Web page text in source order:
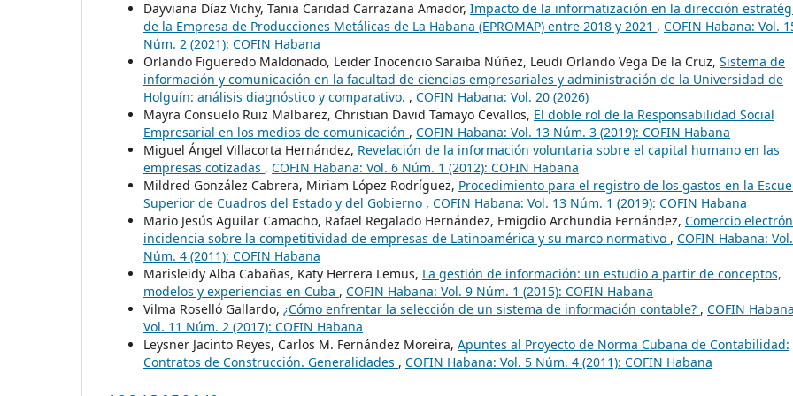
Dayviana Díaz Vichy, Tania Caridad Carrazana Amador, Impacto de la informatización en la dirección
de la Empresa de Producciones Metálicas de La Habana (EPROMAP) entre 2018 y 2021 , COFIN Habana: Vol.
Núm. 2 (2021): COFIN Habana
Orlando Figueredo Maldonado, Leider Inocencio Saraiba Núñez, Leudi Orlando Vega De la Cruz, Sistema de
información y comunicación en la facultad de ciencias empresariales y administración de la Universidad de
Holguín: análisis diagnóstico y comparativo. , COFIN Habana: Vol. 20 (2026)
Mayra Consuelo Ruiz Malbarez, Christian David Tamayo Cevallos, El doble rol de la Responsabilidad Social
Empresarial en los medios de comunicación , COFIN Habana: Vol. 13 Núm. 3 (2019): COFIN Habana
Miguel Ángel Villacorta Hernández, Revelación de la información voluntaria sobre el capital humano en las
empresas cotizadas , COFIN Habana: Vol. 6 Núm. 1 (2012): COFIN Habana
Mildred González Cabrera, Miriam López Rodríguez, Procedimiento para el registro de los gastos en la
Superior de Cuadros del Estado y del Gobierno , COFIN Habana: Vol. 13 Núm. 1 (2019): COFIN Habana
Mario Jesús Aguilar Camacho, Rafael Regalado Hernández, Emigdio Archundia Fernández, Comercio
incidencia sobre la competitividad de empresas de Latinoamérica y su marco normativo , COFIN Habana:
Núm. 4 (2011): COFIN Habana
Marisleidy Alba Cabañas, Katy Herrera Lemus, La gestión de información: un estudio a partir de conceptos,
modelos y experiencias en Cuba , COFIN Habana: Vol. 9 Núm. 1 (2015): COFIN Habana
Vilma Roselló Gallardo, ¿Cómo enfrentar la selección de un sistema de información contable? , COFIN
Vol. 11 Núm. 2 (2017): COFIN Habana
Leysner Jacinto Reyes, Carlos M. Fernández Moreira, Apuntes al Proyecto de Norma Cubana de Contabilidad:
Contratos de Construcción. Generalidades , COFIN Habana: Vol. 5 Núm. 4 (2011): COFIN Habana